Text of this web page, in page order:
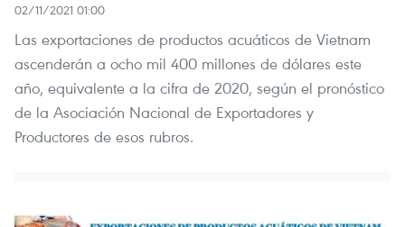
02/11/2021 01:00
Las exportaciones de productos acuáticos de Vietnam
ascenderán a ocho mil 400 millones de dólares este
año, equivalente a la cifra de 2020, según el pronóstico
de la Asociación Nacional de Exportadores y
Productores de esos rubros.